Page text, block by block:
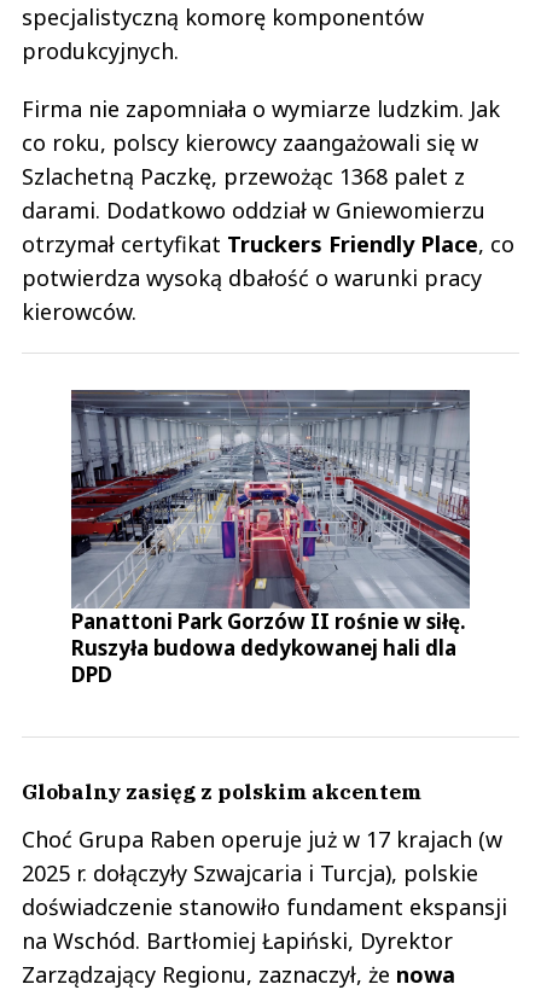
specjalistyczną komorę komponentów
produkcyjnych.
Firma nie zapomniała o wymiarze ludzkim. Jak
co roku, polscy kierowcy zaangażowali się w
Szlachetną Paczkę, przewożąc 1368 palet z
darami. Dodatkowo oddział w Gniewomierzu
otrzymał certyfikat Truckers Friendly Place, co
potwierdza wysoką dbałość o warunki pracy
kierowców.
Panattoni Park Gorzów II rośnie w siłę.
Ruszyła budowa dedykowanej hali dla
DPD
Globalny zasięg z polskim akcentem
Choć Grupa Raben operuje już w 17 krajach (w
2025 r. dołączyły Szwajcaria i Turcja), polskie
doświadczenie stanowiło fundament ekspansji
na Wschód. Bartłomiej Łapiński, Dyrektor
Zarządzający Regionu, zaznaczył, że nowa